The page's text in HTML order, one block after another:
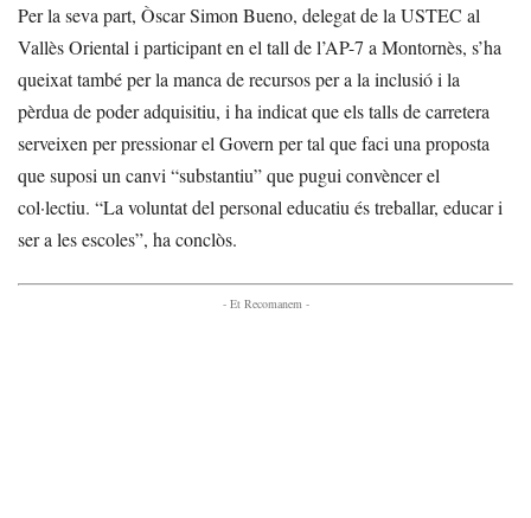
Per la seva part, Òscar Simon Bueno, delegat de la USTEC al
Vallès Oriental i participant en el tall de l’AP-7 a Montornès, s’ha
queixat també per la manca de recursos per a la inclusió i la
pèrdua de poder adquisitiu, i ha indicat que els talls de carretera
serveixen per pressionar el Govern per tal que faci una proposta
que suposi un canvi “substantiu” que pugui convèncer el
col·lectiu. “La voluntat del personal educatiu és treballar, educar i
ser a les escoles”, ha conclòs.
- Et Recomanem -